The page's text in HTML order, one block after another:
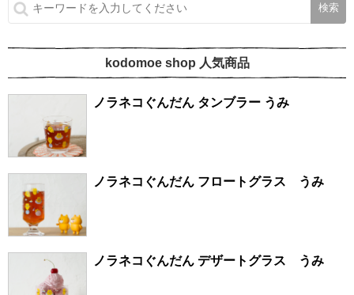
kodomoe shop 人気商品
ノラネコぐんだん タンブラー うみ
ノラネコぐんだん フロートグラス うみ
ノラネコぐんだん デザートグラス うみ